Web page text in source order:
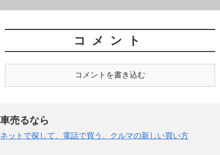
コメント
コメントを書き込む
車売るなら
ネットで探して、電話で買う。クルマの新しい買い方